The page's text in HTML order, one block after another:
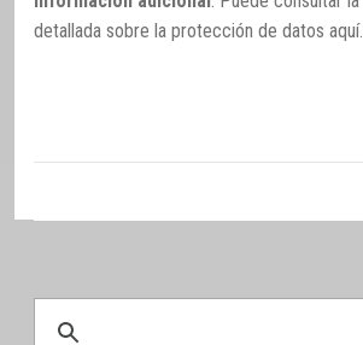
detallada sobre la protección de datos aquí.